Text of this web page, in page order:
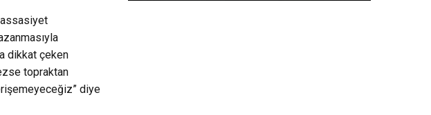
dikkat çeken
topraktan
diye